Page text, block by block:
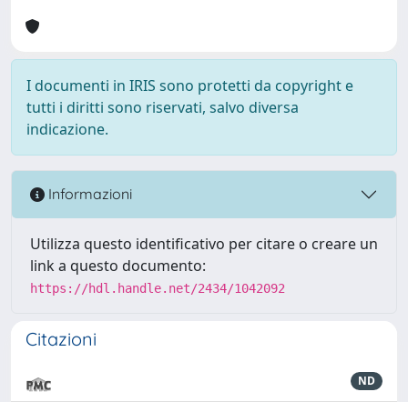
I documenti in IRIS sono protetti da copyright e
tutti i diritti sono riservati, salvo diversa
indicazione.
Informazioni
Utilizza questo identificativo per citare o creare un
link a questo documento:
https://hdl.handle.net/2434/1042092
Citazioni
ND